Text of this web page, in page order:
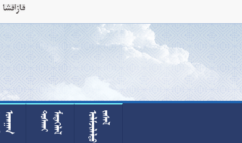
 












  













 